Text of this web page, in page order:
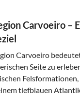
Carvoeiro –
Carvoeiro
Seite zu
tiefblauen